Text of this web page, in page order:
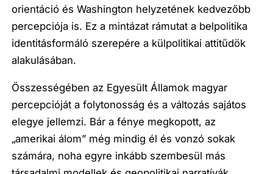
orientáció és Washington helyzetének kedvezőbb
percepciója is. Ez a mintázat rámutat a belpolitika
identitásformáló szerepére a külpolitikai attitűdök
alakulásában.
Összességében az Egyesült Államok magyar
percepcióját a folytonosság és a változás sajátos
elegye jellemzi. Bár a fénye megkopott, az
„amerikai álom” még mindig él és vonzó sokak
számára, noha egyre inkább szembesül más